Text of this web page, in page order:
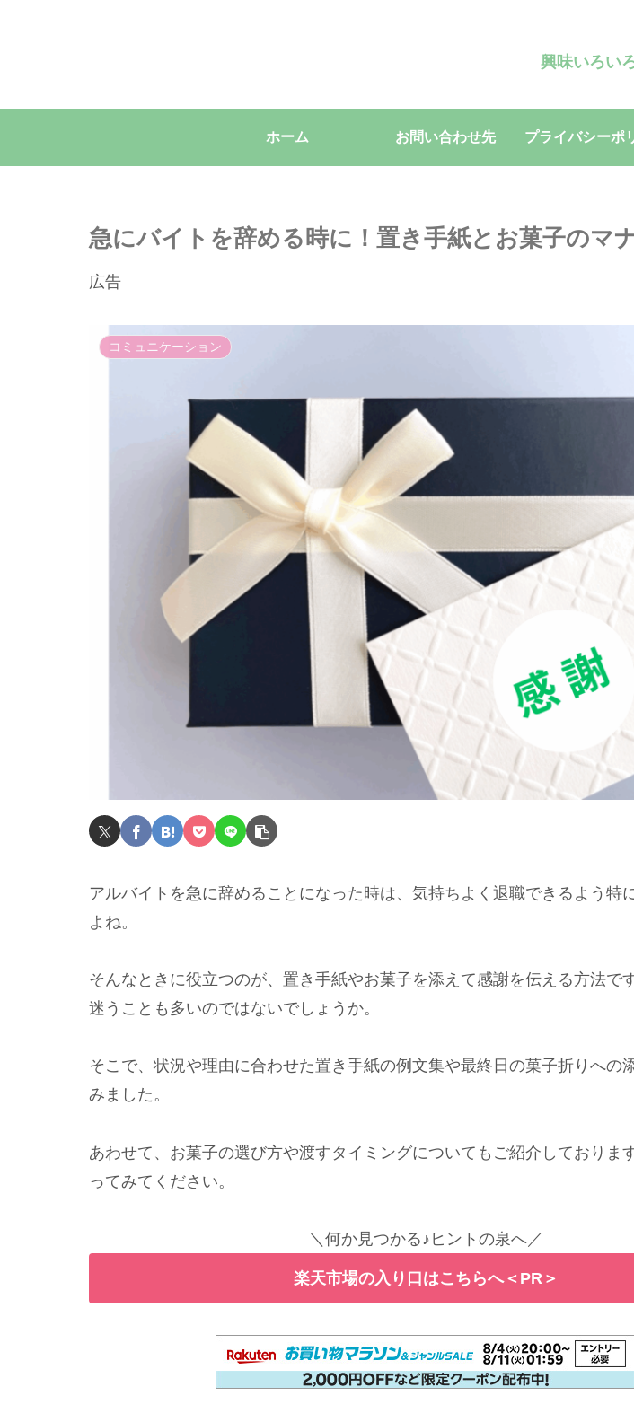
興味いろい
ホーム お問い合わせ先
急にバイトを辞める時に！置き手紙とお菓子のマ
広告
コミュニケーション
アルバイトを急に辞めることになった時は、気持ちよく退職できるよう特
よね。
そんなときに役立つのが、置き手紙やお菓子を添えて感謝を伝える方法で
迷うことも多いのではないでしょうか。
そこで、状況や理由に合わせた置き手紙の例文集や最終日の菓子折りへの
みました。
あわせて、お菓子の選び方や渡すタイミングについてもご紹介しておりま
ってみてください。
＼何か見つかる♪ヒントの泉へ／
楽天市場の入り口はこちらへ＜PR＞